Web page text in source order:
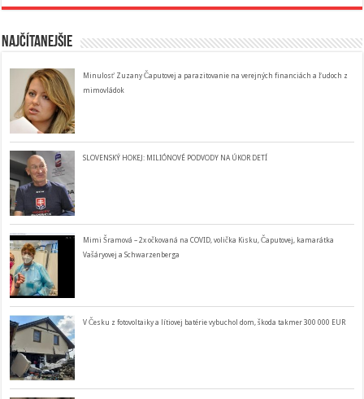
Najčítanejšie
Minulosť Zuzany Čaputovej a parazitovanie na verejných financiách a ľudoch z
mimovládok
SLOVENSKÝ HOKEJ: MILIÓNOVÉ PODVODY NA ÚKOR DETÍ
Mimi Šramová – 2x očkovaná na COVID, volička Kisku, Čaputovej, kamarátka
Vašáryovej a Schwarzenberga
V Česku z fotovoltaiky a lítiovej batérie vybuchol dom, škoda takmer 300 000 EUR